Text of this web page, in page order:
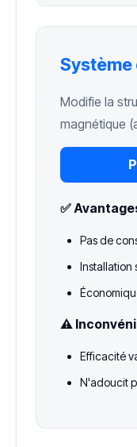
Modifie la
magnétique
✅
Pas de
Installation
⚠️
Efficacité
N'adoucit